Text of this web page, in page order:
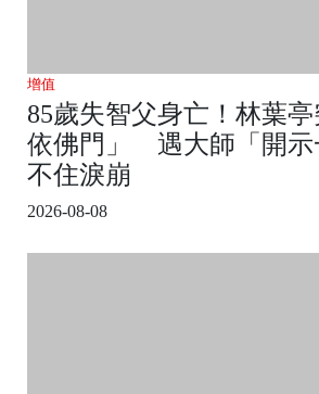
增值
85歲失智父身亡！林葉
依佛門」 遇大師「開示
不住淚崩
2026-08-08